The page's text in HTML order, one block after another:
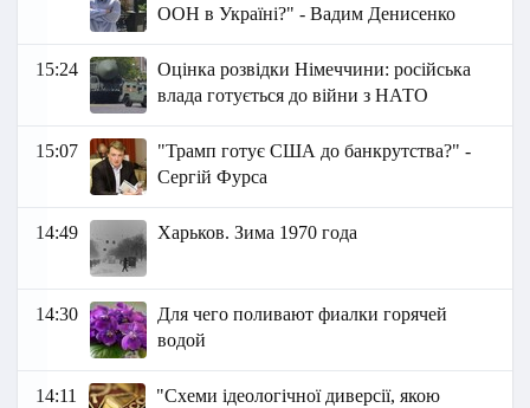
ООН в Україні?" - Вадим Денисенко
15:24
Оцінка розвідки Німеччини: російська
влада готується до війни з НАТО
15:07
"Трамп готує США до банкрутства?" -
Сергій Фурса
14:49 Харьков. Зима 1970 года
14:30
Для чего поливают фиалки горячей
водой
14:11
"Схеми ідеологічної диверсії, якою